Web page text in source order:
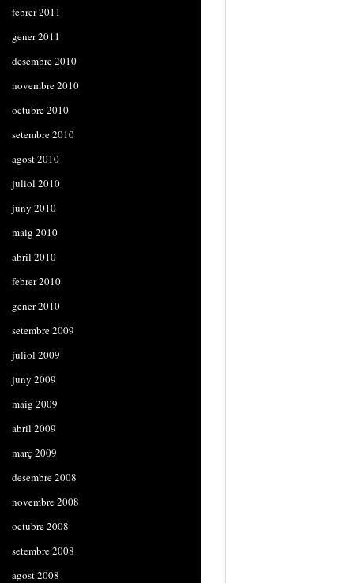
febrer 2011
gener 2011
desembre 2010
novembre 2010
octubre 2010
setembre 2010
agost 2010
juliol 2010
juny 2010
maig 2010
abril 2010
febrer 2010
gener 2010
setembre 2009
juliol 2009
juny 2009
maig 2009
abril 2009
març 2009
desembre 2008
novembre 2008
octubre 2008
setembre 2008
agost 2008